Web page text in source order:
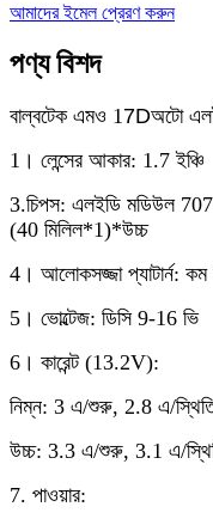
আমাদের ইমেল প্রেরণ করুন
পণ্য বিশদ
বাল্বটেক এমও 1 7Dঅটো
1। লেন্সের আকার: 1.7 ইঞ্চি
3.চিপস: এলইডি মডিউল
(40 মিলিল*1)*উচ্চ
4। আলোকসজ্জা প্যাটার্ন: কম
5। ভোল্টেজ: ডিসি 9-16 ভি
6। কারেন্ট (13.2V):
নিম্ন: 3 এ/শুরু, 2.8 এ/
উচ্চ: 3.3 এ/শুরু, 3.1 এ/
7. পাওয়ার: